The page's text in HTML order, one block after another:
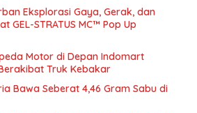
Eksplorasi Gaya, Gerak, dan
GEL-STRATUS MC™ Pop Up
Motor di Depan Indomart
Truk Kebakar
Bawa Seberat 4,46 Gram Sabu di